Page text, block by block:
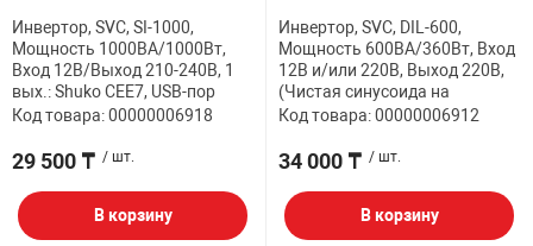
Инвертор, SVC, SI-1000,
Мощность 1000ВА/1000Вт,
Вход 12В/Выход 210-240В, 1
вых.: Shuko CEE7, USB-пор
Код товара: 00000006918
29 500 ₸ / шт.
В корзину
Инвертор, SVC, DIL-600,
Мощность 600ВА/360Вт, Вход
12В и/или 220В, Выход 220В,
(Чистая синусоида на
Код товара: 00000006912
34 000 ₸ / шт.
В корзину